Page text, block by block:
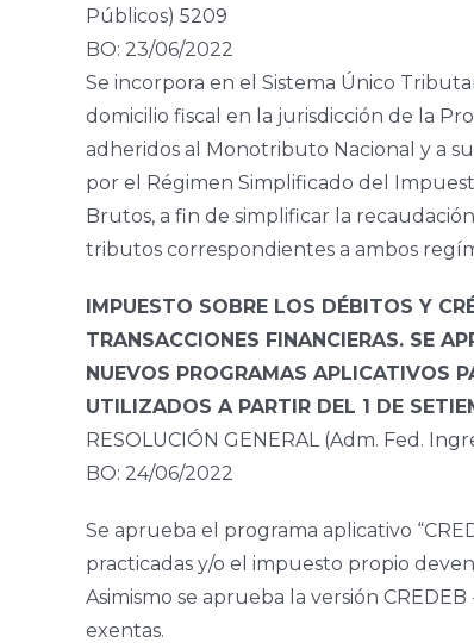
Públicos) 5209
BO: 23/06/2022
Se incorpora en el Sistema Único
domicilio fiscal en la jurisdicción de la
adheridos al Monotributo Nacional y a
por el Régimen Simplificado del
Brutos, a fin de simplificar la
tributos correspondientes a ambos
IMPUESTO SOBRE LOS DÉBITOS Y
TRANSACCIONES FINANCIERAS. SE
NUEVOS PROGRAMAS APLICATIVOS
UTILIZADOS A PARTIR DEL 1 DE
RESOLUCIÓN GENERAL (Adm. Fed.
BO: 24/06/2022
Se aprueba el programa aplicativo
practicadas y/o el impuesto propio
Asimismo se aprueba la versión
exentas.